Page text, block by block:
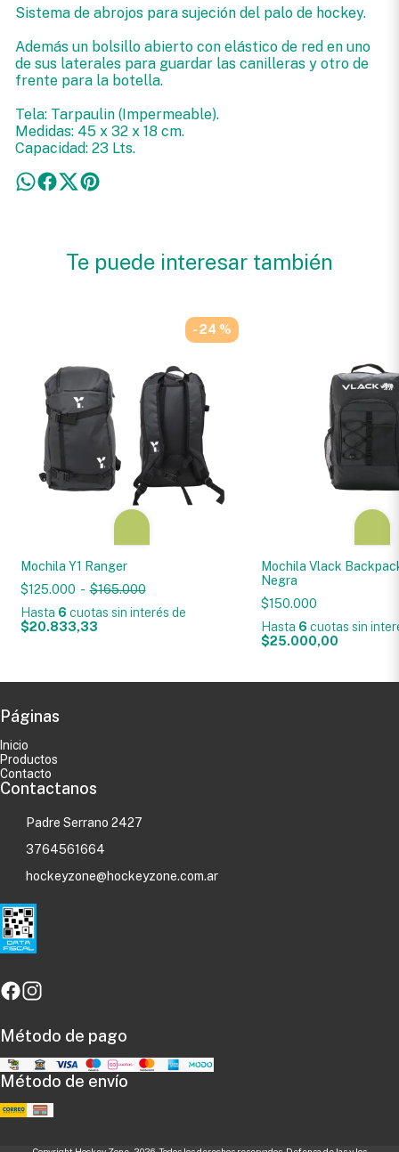
Sistema de abrojos para sujeción del palo de hockey.
Además un bolsillo abierto con elástico de red en uno
de sus laterales para guardar las canilleras y otro de
frente para la botella.
Tela: Tarpaulin (Impermeable).
Medidas: 45 x 32 x 18 cm.
Capacidad: 23 Lts.
Te puede interesar también
- 24 %
Mochila Y1 Ranger
$125.000 - $165.000
Hasta 6 cuotas sin interés de
$20.833,33
Mochila Vlack
Negra
$150.000
Hasta 6 cuotas sin
$25.000,00
Páginas
Inicio
Productos
Contacto
Contactanos
Padre Serrano 2427
3764561664
hockeyzone@hockeyzone.com.ar
Método de pago
Método de envío